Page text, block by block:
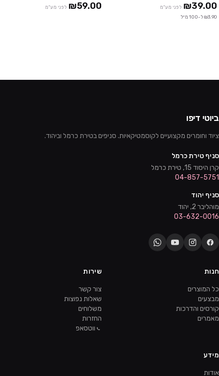
₪39.00 לפני מע"מ
₪3.90 ל-100 מ״ל
₪59.00 לפני מע"מ
ביוטי דיפו
ציוד וחומרים מקצועיים לקוסמטיקאיות. סניפים בטירת כרמל וביהוד.
סניף טירת כרמל
קרן היסוד 15, טירת כרמל
04-857-5751
סניף יהוד
מוהליבר 2, יהוד
03-632-0016
חנות
כל המוצרים
מבצעים
קורסים והדרכות
מאמרים
שירות
צור קשר
שאלות נפוצות
משלוחים
החזרות
ווטסאפ
מידע
אודות